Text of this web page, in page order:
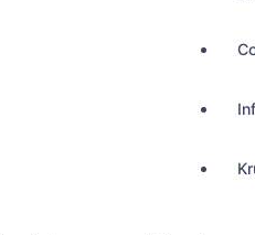
ŠUP Tokajícka